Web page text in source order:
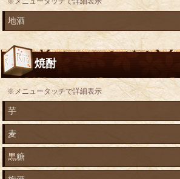
地酒
焼酎
※メニュータッチで詳細表示
芋
麦
黒糖